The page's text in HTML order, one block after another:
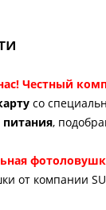
Честный
со
питания,
от компании